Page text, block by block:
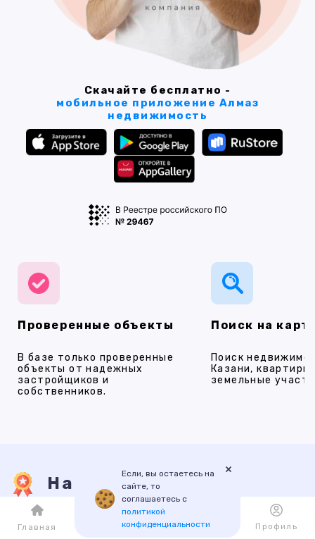
Скачайте бесплатно -
мобильное приложение Алмаз
недвижимость
Проверенные объекты
В базе только проверенные
объекты от надежных
застройщиков и
собственников.
Поиск на
Поиск
Казани,
земельные
Наши услуги
ПРОДАЖА АРЕНДА НОВОСТРОЙКИ ИПОТЕКА
Если, вы остаетесь на
сайте, то
соглашаетесь с
политикой
конфиденциальности
×
Главная Каталог Избранное Профиль